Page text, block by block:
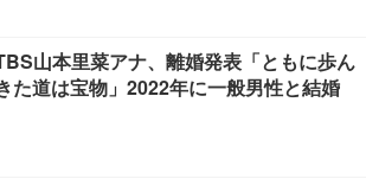
山本里菜アナ、離婚発表「ともに歩ん
た道は宝物」2022年に一般男性と結婚